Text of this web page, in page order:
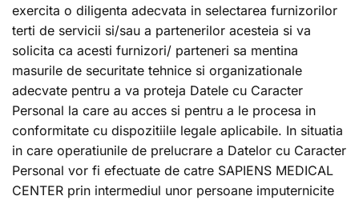
exercita o diligenta adecvata in selectarea furnizorilor
terti de servicii si/sau a partenerilor acesteia si va
solicita ca acesti furnizori/ parteneri sa mentina
masurile de securitate tehnice si organizationale
adecvate pentru a va proteja Datele cu Caracter
Personal la care au acces si pentru a le procesa in
conformitate cu dispozitiile legale aplicabile. In situatia
in care operatiunile de prelucrare a Datelor cu Caracter
Personal vor fi efectuate de catre SAPIENS MEDICAL
CENTER prin intermediul unor persoane imputernicite